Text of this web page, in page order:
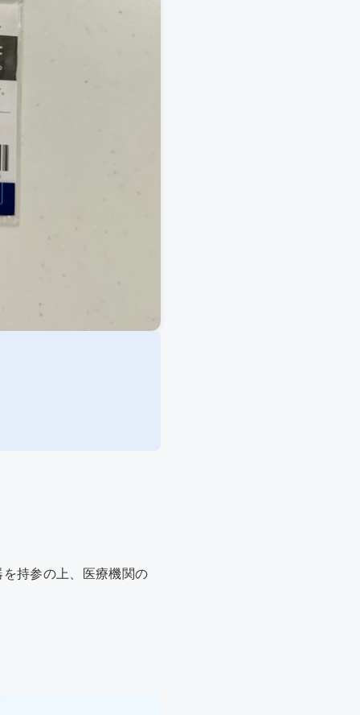
持参の上、医療機関の